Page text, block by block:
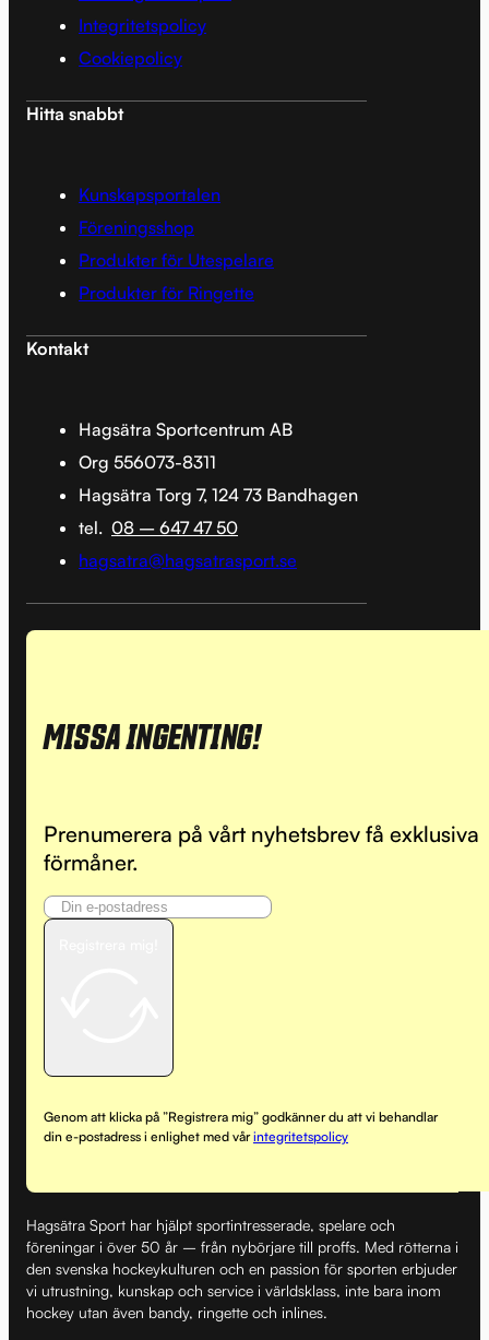
Integritetspolicy
Cookiepolicy
Hitta snabbt
Kunskapsportalen
Föreningsshop
Produkter för Utespelare
Produkter för Ringette
Kontakt
Hagsätra Sportcentrum AB
Org 556073-8311
Hagsätra Torg 7, 124 73 Bandhagen
tel. 08 – 647 47 50
hagsatra@hagsatrasport.se
MISSA INGENTING!
Prenumerera på vårt nyhetsbrev få exklusiva
förmåner.
Genom att klicka på ”Registrera mig” godkänner du att vi behandlar
din e-postadress i enlighet med vårintegritetspolicy
Hagsätra Sport har hjälpt sportintresserade, spelare och
föreningar i över 50 år – från nybörjare till proffs. Med rötterna i
den svenska hockeykulturen och en passion för sporten erbjuder
vi utrustning, kunskap och service i världsklass, inte bara inom
hockey utan även bandy, ringette och inlines.